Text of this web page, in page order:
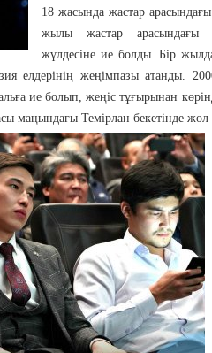
18 жасында жастар
жылы жастар арасындағы
жүлдесіне ие болды. Бір
елдерінің жеңімпазы атанды.
ие болып, жеңіс тұғырынан
Темірлан бекетінде жол